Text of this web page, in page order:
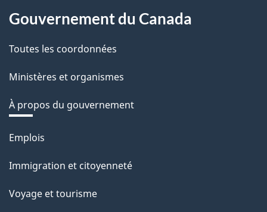
Gouvernement du Canada
Toutes les coordonnées
Ministères et organismes
À propos du gouvernement
Thèmes
sujets
Emplois
Immigration et citoyenneté
Voyage et tourisme